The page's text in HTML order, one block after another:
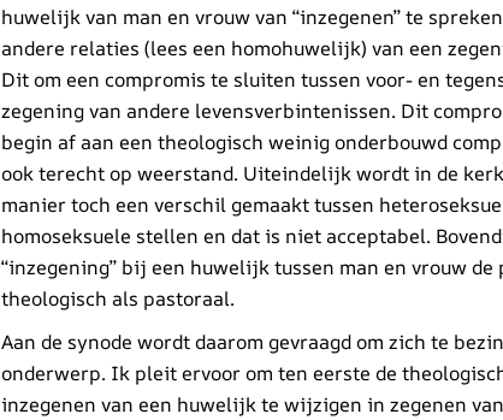
huwelijk van man en vrouw van “inzegenen” te
andere relaties (lees een homohuwelijk) van een
Dit om een compromis te sluiten tussen voor- en
zegening van andere levensverbintenissen. Dit
begin af aan een theologisch weinig onderbouwd
ook terecht op weerstand. Uiteindelijk wordt in de
manier toch een verschil gemaakt tussen
homoseksuele stellen en dat is niet acceptabel.
“inzegening” bij een huwelijk tussen man en vrouw de
theologisch als pastoraal.
Aan de synode wordt daarom gevraagd om zich te
onderwerp. Ik pleit ervoor om ten eerste de
inzegenen van een huwelijk te wijzigen in zegenen